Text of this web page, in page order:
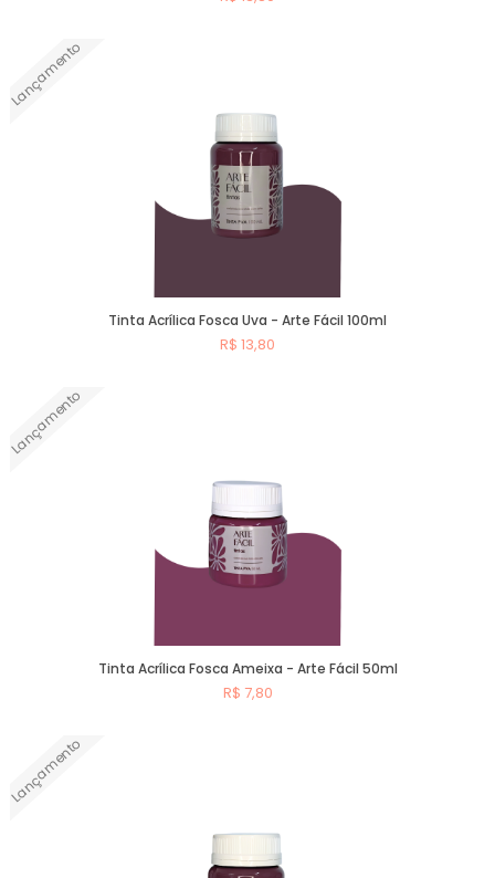
Lançamento
Tinta Acrílica Fosca Uva - Arte Fácil 100ml
R$ 13,80
Lançamento
Tinta Acrílica Fosca Ameixa - Arte Fácil 50ml
R$ 7,80
Lançamento